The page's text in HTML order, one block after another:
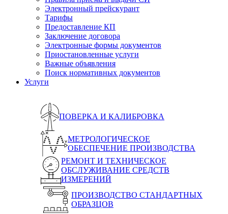
Электронный прейскурант
Тарифы
Предоставление КП
Заключение договора
Электронные формы документов
Приостановленные услуги
Важные объявления
Поиск нормативных документов
Услуги
ПОВЕРКА И КАЛИБРОВКА
МЕТРОЛОГИЧЕСКОЕ
ОБЕСПЕЧЕНИЕ ПРОИЗВОДСТВА
РЕМОНТ И ТЕХНИЧЕСКОЕ
ОБСЛУЖИВАНИЕ СРЕДСТВ
ИЗМЕРЕНИЙ
ПРОИЗВОДСТВО СТАНДАРТНЫХ
ОБРАЗЦОВ